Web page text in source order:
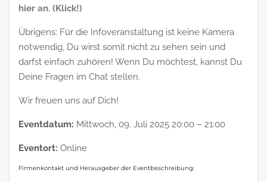
hier an. (Klick!)
Übrigens: Für die Infoveranstaltung ist keine Kamera
notwendig, Du wirst somit nicht zu sehen sein und
darfst einfach zuhören! Wenn Du möchtest, kannst Du
Deine Fragen im Chat stellen.
Wir freuen uns auf Dich!
Eventdatum: Mittwoch, 09. Juli 2025 20:00 – 21:00
Eventort: Online
Firmenkontakt und Herausgeber der Eventbeschreibung: